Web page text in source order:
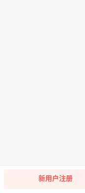
新用户注册